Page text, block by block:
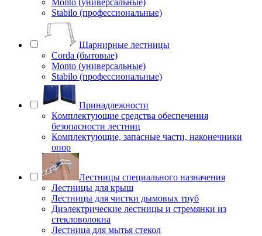
Monto (универсальные)
Stabilo (профессиональные)
Шарнирные лестницы
Corda (бытовые)
Monto (универсальные)
Stabilo (профессиональные)
Принадлежности
Комплектующие средства обеспечения
безопасности лестниц
Комплектующие, запасные части, наконечники
опор
Лестницы специального назначения
Лестницы для крыш
Лестницы для чистки дымовых труб
Диэлектрические лестницы и стремянки из
стекловолокна
Лестница для мытья стекол